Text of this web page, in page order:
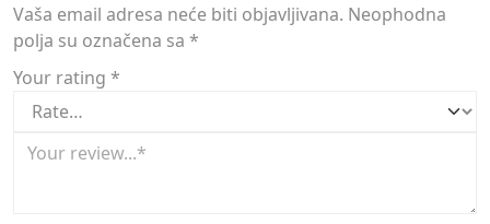
Vaša email adresa neće biti objavljivana. Neophodna
polja su označena sa *
Your rating *